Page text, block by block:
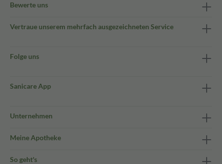
Bewerte uns
Vertraue unserem mehrfach ausgezeichneten Service
Folge uns
Sanicare App
Unternehmen
Meine Apotheke
So geht's